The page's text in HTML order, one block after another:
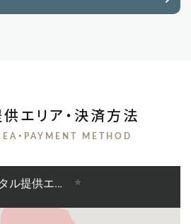
エリア・決済方法
・PAYMENT METHOD